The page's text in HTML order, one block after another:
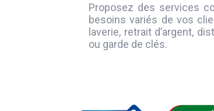
Proposez des services
besoins variés de vos
laverie, retrait d’argent,
ou garde de clés.